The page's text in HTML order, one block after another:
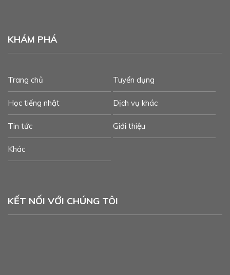
KHÁM PHÁ
Trang chủ Tuyển dụng
Học tiếng nhật Dịch vụ khác
Tin tức Giới thiệu
Khác
KẾT NỐI VỚI CHÚNG TÔI